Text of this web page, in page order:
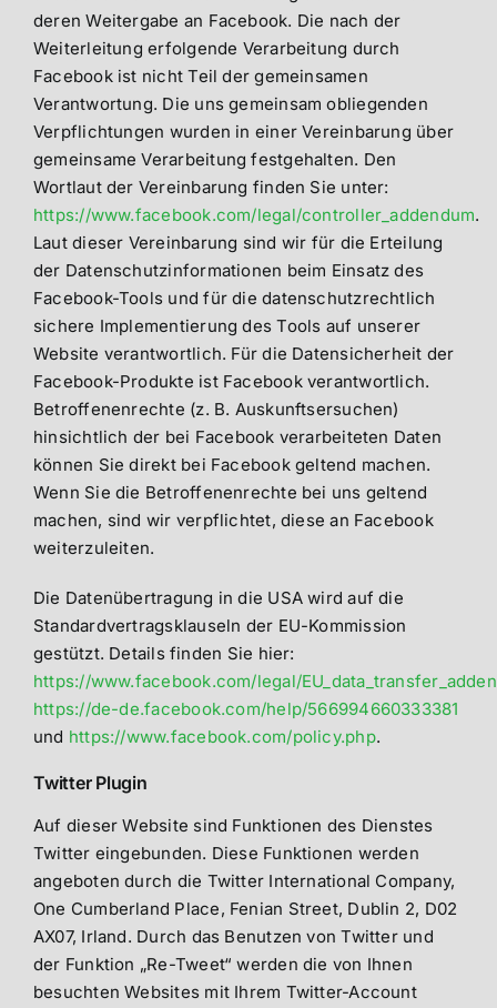
deren Weitergabe an Facebook. Die nach der
Weiterleitung erfolgende Verarbeitung durch
Facebook ist nicht Teil der gemeinsamen
Verantwortung. Die uns gemeinsam obliegenden
Verpflichtungen wurden in einer Vereinbarung über
gemeinsame Verarbeitung festgehalten. Den
Wortlaut der Vereinbarung finden Sie unter:
https://www.facebook.com/legal/controller_addendum.
Laut dieser Vereinbarung sind wir für die Erteilung
der Datenschutzinformationen beim Einsatz des
Facebook-Tools und für die datenschutzrechtlich
sichere Implementierung des Tools auf unserer
Website verantwortlich. Für die Datensicherheit der
Facebook-Produkte ist Facebook verantwortlich.
Betroffenenrechte (z. B. Auskunftsersuchen)
hinsichtlich der bei Facebook verarbeiteten Daten
können Sie direkt bei Facebook geltend machen.
Wenn Sie die Betroffenenrechte bei uns geltend
machen, sind wir verpflichtet, diese an Facebook
weiterzuleiten.
Die Datenübertragung in die USA wird auf die
Standardvertragsklauseln der EU-Kommission
gestützt. Details finden Sie hier:
https://www.facebook.com/legal/
https://de-de.facebook.com/help/566994660333381
und https://www.facebook.com/policy.php.
Twitter Plugin
Auf dieser Website sind Funktionen des Dienstes
Twitter eingebunden. Diese Funktionen werden
angeboten durch die Twitter International Company,
One Cumberland Place, Fenian Street, Dublin 2, D02
AX07, Irland. Durch das Benutzen von Twitter und
der Funktion „Re-Tweet“ werden die von Ihnen
besuchten Websites mit Ihrem Twitter-Account